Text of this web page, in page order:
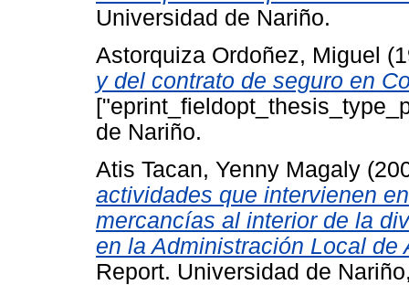
Universidad de Nariño.
Astorquiza Ordoñez, Miguel
y del contrato de seguro en
de Nariño.
Atis Tacan, Yenny Magaly
actividades que intervienen
mercancías al interior de la
en la Administración Local de
Report. Universidad de